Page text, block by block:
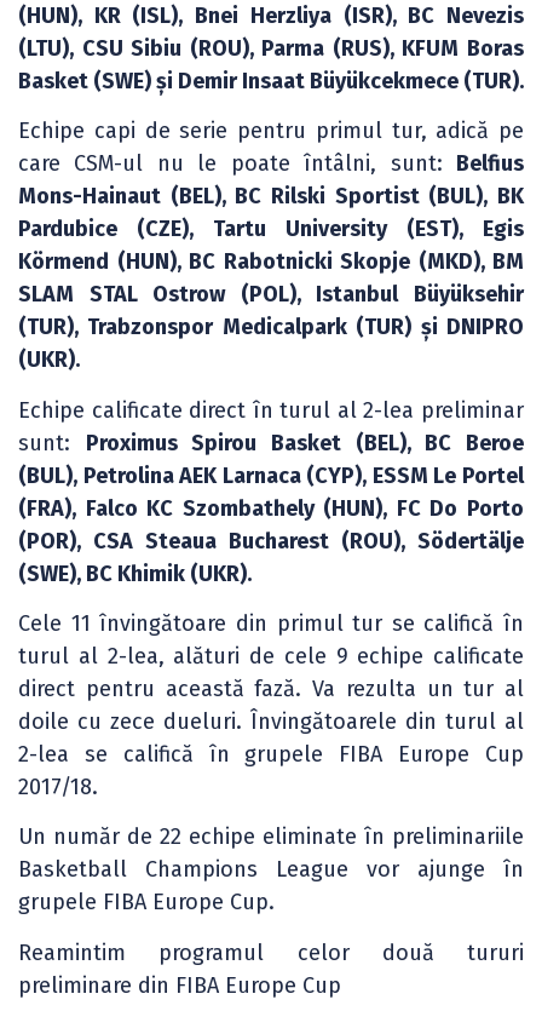
(HUN), KR (ISL), Bnei Herzliya (ISR), BC Nevezis
(LTU), CSU Sibiu (ROU), Parma (RUS), KFUM Boras
Basket (SWE) și Demir Insaat Büyükcekmece (TUR).
Echipe capi de serie pentru primul tur, adică pe
care CSM-ul nu le poate întâlni, sunt: Belfius
Mons-Hainaut (BEL), BC Rilski Sportist (BUL), BK
Pardubice (CZE), Tartu University (EST), Egis
Körmend (HUN), BC Rabotnicki Skopje (MKD), BM
SLAM STAL Ostrow (POL), Istanbul Büyüksehir
(TUR), Trabzonspor Medicalpark (TUR) și DNIPRO
(UKR).
Echipe calificate direct în turul al 2-lea preliminar
sunt: Proximus Spirou Basket (BEL), BC Beroe
(BUL), Petrolina AEK Larnaca (CYP), ESSM Le Portel
(FRA), Falco KC Szombathely (HUN), FC Do Porto
(POR), CSA Steaua Bucharest (ROU), Södertälje
(SWE), BC Khimik (UKR).
Cele 11 învingătoare din primul tur se califică în
turul al 2-lea, alături de cele 9 echipe calificate
direct pentru această fază. Va rezulta un tur al
doile cu zece dueluri. Învingătoarele din turul al
2-lea se califică în grupele FIBA Europe Cup
2017/18.
Un număr de 22 echipe eliminate în preliminariile
Basketball Champions League vor ajunge în
grupele FIBA Europe Cup.
Reamintim programul celor două tururi
preliminare din FIBA Europe Cup